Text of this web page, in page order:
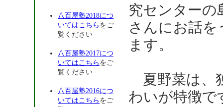
八百屋塾2018につ
いてはこちら をご
覧ください
八百屋塾2017につ
いてはこちら をご
覧ください
八百屋塾2016につ
いてはこちら をご
究センターの
さんにお話を
ます。
夏野菜は、
わいが特徴で